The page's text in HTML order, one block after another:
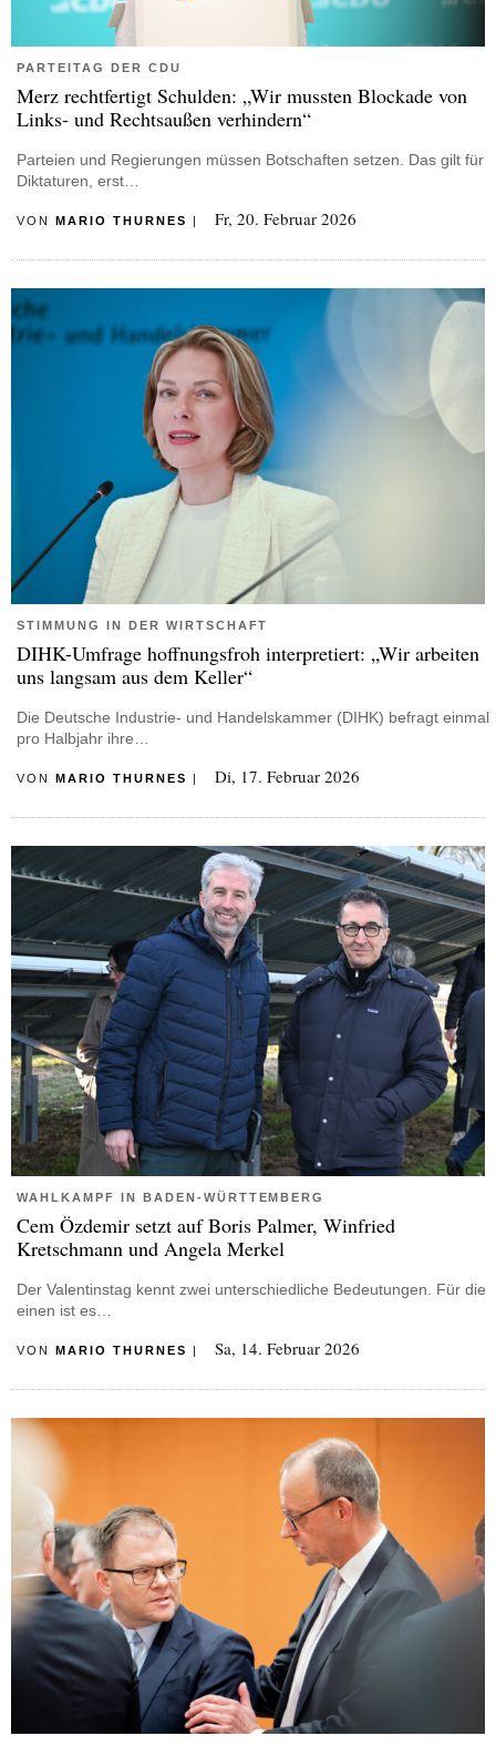
PARTEITAG DER CDU
Merz rechtfertigt Schulden: „Wir mussten Blockade von
Links- und Rechtsaußen verhindern“
Parteien und Regierungen müssen Botschaften setzen. Das gilt für
Diktaturen, erst…
VON MARIO THURNES Fr, 20. Februar 2026
STIMMUNG IN DER WIRTSCHAFT
DIHK-Umfrage hoffnungsfroh interpretiert: „Wir arbeiten
uns langsam aus dem Keller“
Die Deutsche Industrie- und Handelskammer (DIHK) befragt einmal
pro Halbjahr ihre…
VON MARIO THURNES Di, 17. Februar 2026
WAHLKAMPF IN BADEN-WÜRTTEMBERG
Cem Özdemir setzt auf Boris Palmer, Winfried
Kretschmann und Angela Merkel
Der Valentinstag kennt zwei unterschiedliche Bedeutungen. Für die
einen ist es…
VON MARIO THURNES | Sa, 14. Februar 2026